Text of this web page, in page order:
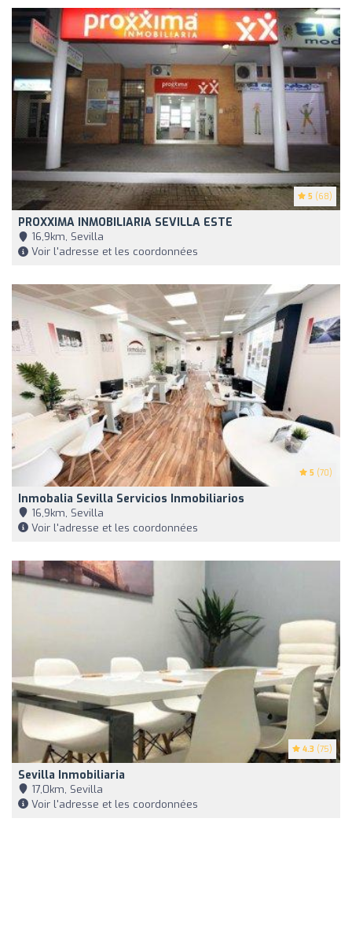
5 (68)
PROXXIMA INMOBILIARIA SEVILLA ESTE
16,9km, Sevilla
Voir l'adresse et les coordonnées
5 (70)
Inmobalia Sevilla Servicios Inmobiliarios
16,9km, Sevilla
Voir l'adresse et les coordonnées
4.3 (75)
Sevilla Inmobiliaria
17,0km, Sevilla
Voir l'adresse et les coordonnées